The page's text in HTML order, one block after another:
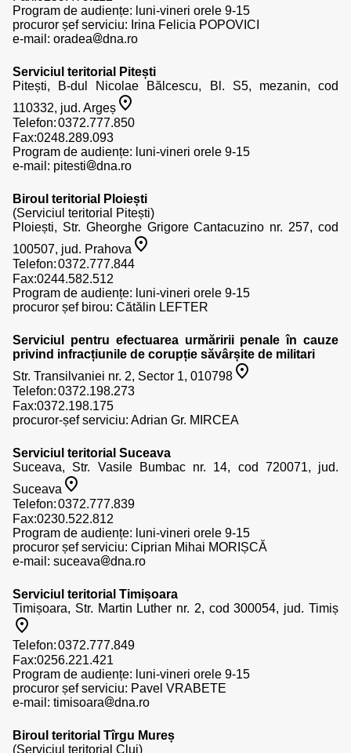
Program de audiențe: luni-vineri orele 9-15
procuror șef serviciu: Irina Felicia POPOVICI
e-mail: oradea dna.ro
Serviciul teritorial Pitești
Pitești, B-dul Nicolae Bălcescu, Bl. S5, mezanin, cod
110332, jud. Argeș
Telefon:
Fax:0248.289.093
Program de audiențe: luni-vineri orele 9-15
e-mail: pitesti dna.ro
Biroul teritorial Ploiești
(Serviciul teritorial Pitești)
Ploiești, Str. Gheorghe Grigore Cantacuzino nr. 257, cod
100507, jud. Prahova
Telefon:
Fax:0244.582.512
Program de audiențe: luni-vineri orele 9-15
procuror șef birou: Cătălin LEFTER
Serviciul pentru efectuarea urmăririi penale în cauze
privind infracțiunile de corupție săvârșite de militari
Str. Transilvaniei nr. 2, Sector 1, 010798
Telefon:
Fax:0372.198.175
procuror-șef serviciu: Adrian Gr. MIRCEA
Serviciul teritorial Suceava
Suceava, Str. Vasile Bumbac nr. 14, cod 720071, jud.
Suceava
Telefon:
Fax:0230.522.812
Program de audiențe: luni-vineri orele 9-15
procuror șef serviciu: Ciprian Mihai MORIȘCĂ
e-mail: suceava dna.ro
Serviciul teritorial Timișoara
Timișoara, Str. Martin Luther nr. 2, cod 300054, jud. Timiș
Telefon:
Fax:0256.221.421
Program de audiențe: luni-vineri orele 9-15
procuror șef serviciu: Pavel VRABETE
e-mail: timisoara dna.ro
Biroul teritorial Tîrgu Mureș
(Serviciul teritorial Cluj)